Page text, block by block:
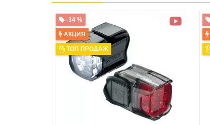
-34 %
АКЦИЯ
ТОП ПРОДАЖ